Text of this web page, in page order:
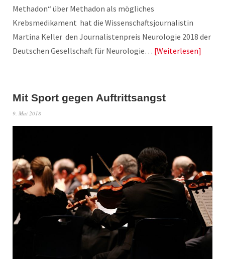
Methadon“ über Methadon als mögliches
Krebsmedikament hat die Wissenschaftsjournalistin
Martina Keller den Journalistenpreis Neurologie 2018 der
Deutschen Gesellschaft für Neurologie… Weiterlesen
Mit Sport gegen Auftrittsangst
9. Mai 2018